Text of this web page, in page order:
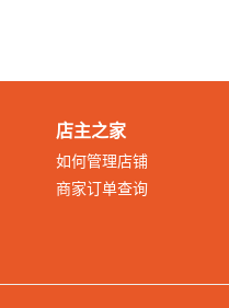
店主之家
如何管理店铺
商家订单查询